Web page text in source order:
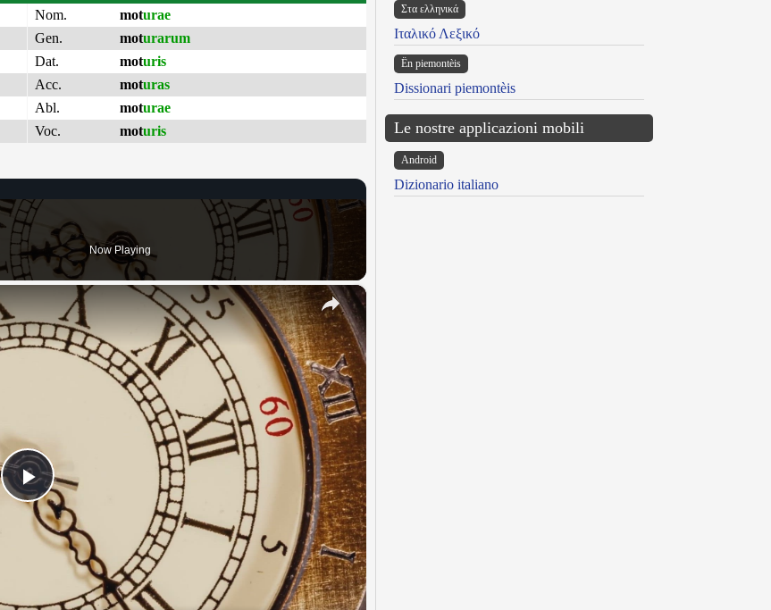
Nom.
moturae
Gen.
moturarum
Dat.
moturis
Acc.
moturas
Abl.
moturae
Voc.
moturis
Now Playing
×
Play
Video
Στα ελληνικά
Ιταλικό Λεξικό
Ën piemontèis
Dissionari piemontèis
Le nostre applicazioni mobili
Android
Dizionario italiano